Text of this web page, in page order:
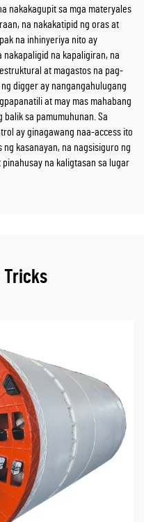
nakakagupit sa mga materyales
na nakakatipid ng oras at
na inhinyeriya nito ay
nakapaligid na kapaligiran, na
at magastos na pag-
digger ay nangangahulugang
at may mas mahabang
balik sa pamumuhunan. Sa
ay ginagawang naa-access ito
kasanayan, na nagsisiguro ng
na kaligtasan sa lugar
Tricks